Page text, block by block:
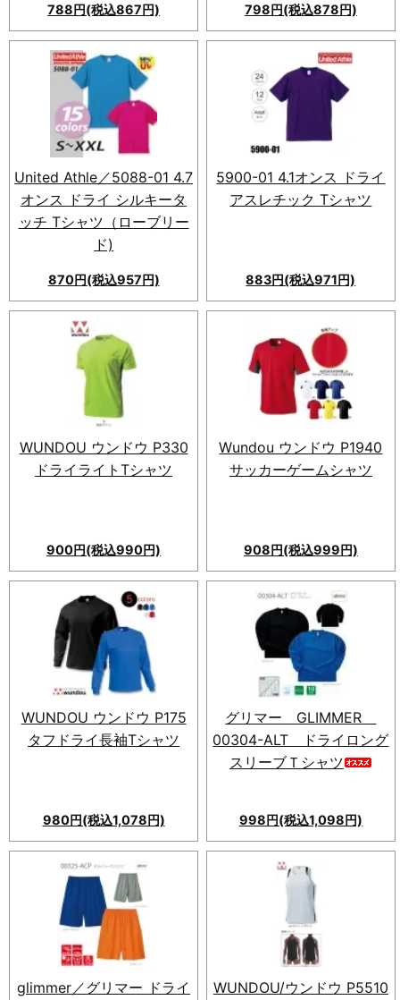
788円(税込867円) 798円(税込878円)
速乾性と吸汗性に優れた
GLIMMER(グリマー)
00300-ACT ドライTシャ
ツ。53色展開、豊富なサイズ展
開で自由度高く、スポーツやア
ウトドアで快適に活躍。
United Athle／5088-01 4.7
オンス ドライ シルキータ
ッチ Tシャツ（ローブリー
ド)
870円(税込957円)
5900-01 4.1オンス ドライ
アスレチック Tシャツ
883円(税込971円)
ドライ アスレチック Tシャツ。
吸水速乾性や紫外線カット機能
を搭載し、40色展開で着心地
抜群。ダイナミックなアクティ
ブライフに最適。
WUNDOU ウンドウ P330
ドライライトTシャツ
900円(税込990円)
Wundou ウンドウ P1940
サッカーゲームシャツ
908円(税込999円)
WUNDOU ウンドウ P175
タフドライ長袖Tシャツ
980円(税込1,078円)
グリマー GLIMMER
00304-ALT ドライロング
スリーブＴシャツ
998円(税込1,098円)
オールシーズン着用可能なUV
カット機能付きドライロングス
リーブTシャツ。吸汗・速乾性
に優れたメッシュ素材で、屋外
やスポーツイベントに最適。動
きやすく快適な着心地で長く愛
用できる一枚。
glimmer／グリマー ドライ
WUNDOU/ウンドウ P5510